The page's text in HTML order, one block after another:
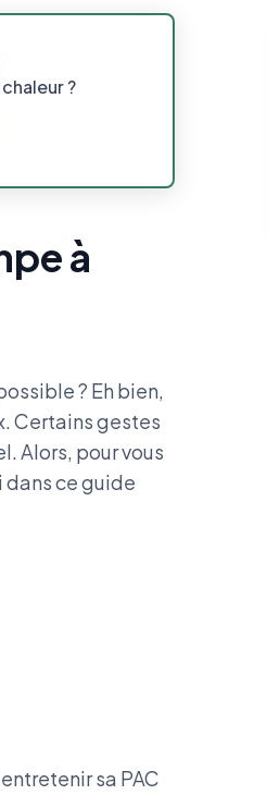
?
à
? Eh bien,
Certains gestes
Alors, pour vous
ce guide
sa PAC